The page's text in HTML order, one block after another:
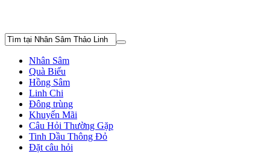
Nhân Sâm
Quà Biếu
Hồng Sâm
Linh Chi
Đông trùng
Khuyến Mãi
Câu Hỏi Thường Gặp
Tinh Dầu Thông Đỏ
Đặt câu hỏi